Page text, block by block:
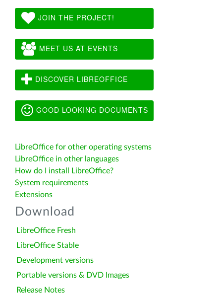
JOIN THE PROJECT!
MEET US AT EVENTS
DISCOVER LIBREOFFICE
GOOD LOOKING DOCUMENTS
LibreOffice for other operating systems
LibreOffice in other languages
How do I install LibreOffice?
System requirements
Extensions
Download
LibreOffice Fresh
LibreOffice Stable
Development versions
Portable versions & DVD Images
Release Notes